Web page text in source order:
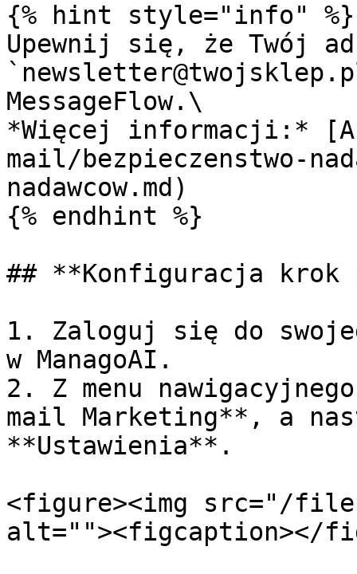
{% hint style="info" %}
Upewnij się, że Twój
MessageFlow.\
*Więcej informacji:*
mail/bezpieczenstwo-
nadawcow.md)
{% endhint %}
## **Konfiguracja krok
1. Zaloguj się do
w ManagoAI.
2. Z menu
mail Marketing**, a
**Ustawienia**.
<figure><img src="/files/
alt=""><figcaption></